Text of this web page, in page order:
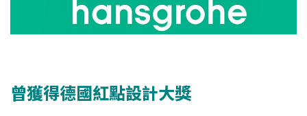
曾獲得德國紅點設計大獎